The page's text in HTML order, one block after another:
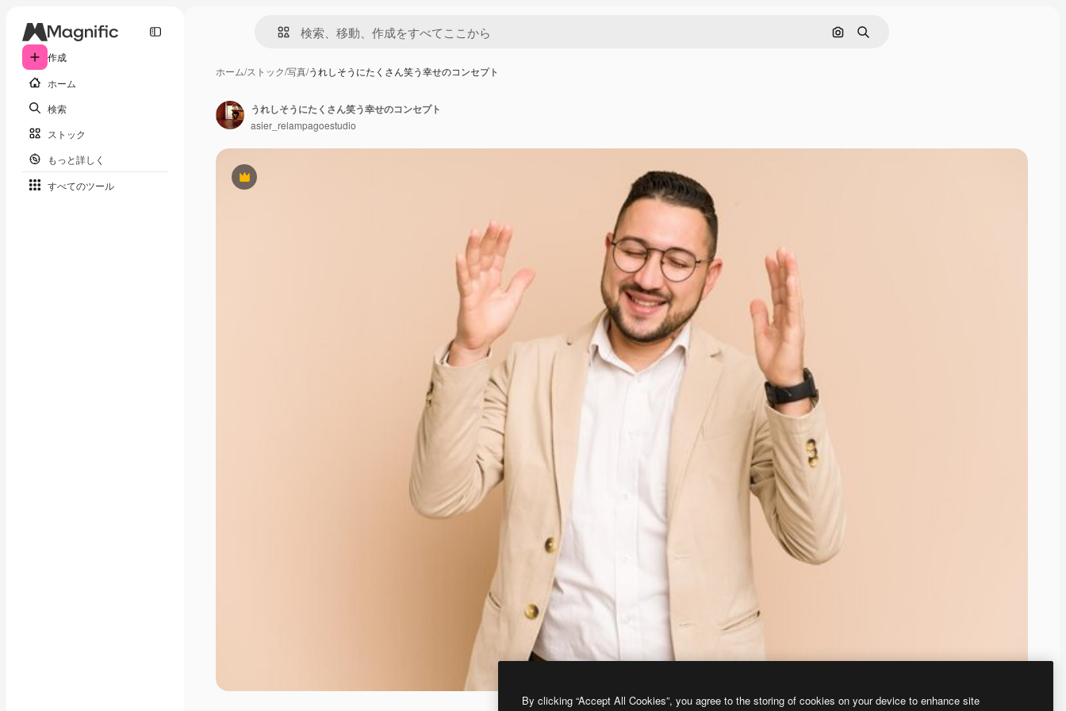
作成
ホーム
検索
ストック
もっと詳しく
すべてのツール
画像で検索
検索
ホーム/ストック/写真/うれしそうにたくさん笑う幸せのコンセプト
Premium
うれしそうにたくさん笑う幸せのコンセプト
asier_relampagoestudio
By clicking “Accept All Cookies”, you agree to the storing of cookies on your device to enhance site